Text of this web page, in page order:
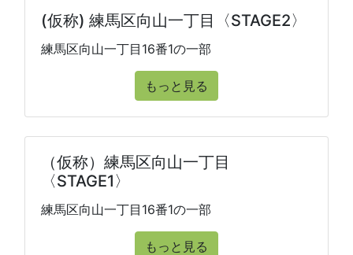
(仮称) 練馬区向山一丁目〈STAGE2〉
練馬区向山一丁目16番1の一部
もっと見る
（仮称）練馬区向山一丁目
〈STAGE1〉
練馬区向山一丁目16番1の一部
もっと見る